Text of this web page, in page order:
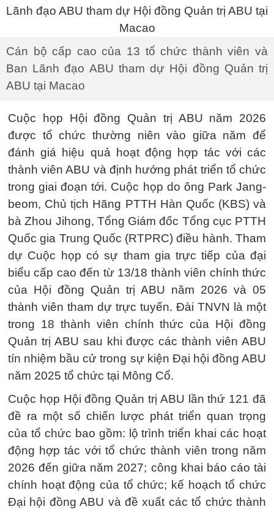
Cán bộ cấp cao của 13 tổ chức thành viên và
Ban Lãnh đạo ABU tham dự Hội đồng Quản trị
ABU tại Macao
Cuộc họp Hội đồng Quản trị ABU năm 2026
được tổ chức thường niên vào giữa năm để
đánh giá hiệu quả hoạt động hợp tác với các
thành viên ABU và định hướng phát triển tổ chức
trong giai đoạn tới. Cuộc họp do ông Park Jang-
beom, Chủ tịch Hãng PTTH Hàn Quốc (KBS) và
bà Zhou Jihong, Tổng Giám đốc Tổng cục PTTH
Quốc gia Trung Quốc (RTPRC) điều hành. Tham
dự Cuộc họp có sự tham gia trực tiếp của đại
biểu cấp cao đến từ 13/18 thành viên chính thức
của Hội đồng Quản trị ABU năm 2026 và 05
thành viên tham dự trực tuyến. Đài TNVN là một
trong 18 thành viên chính thức của Hội đồng
Quản trị ABU sau khi được các thành viên ABU
tín nhiệm bầu cử trong sự kiện Đại hội đồng ABU
năm 2025 tổ chức tại Mông Cổ.
Cuộc họp Hội đồng Quản trị ABU lần thứ 121 đã
đề ra một số chiến lược phát triển quan trọng
của tổ chức bao gồm: lộ trình triển khai các hoạt
động hợp tác với tổ chức thành viên trong năm
2026 đến giữa năm 2027; công khai báo cáo tài
chính hoạt động của tổ chức; kế hoạch tổ chức
Đại hội đồng ABU và đề xuất các tổ chức thành